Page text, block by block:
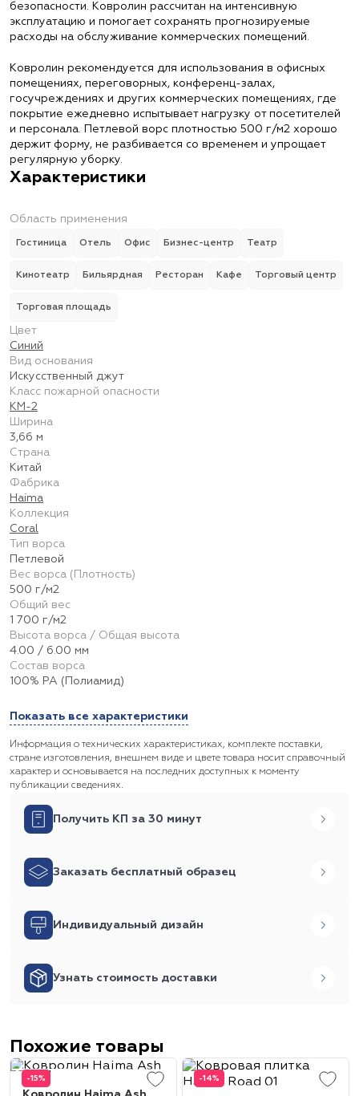
безопасности. Ковролин рассчитан на интенсивную
эксплуатацию и помогает сохранять прогнозируемые
расходы на обслуживание коммерческих помещений.
Ковролин рекомендуется для использования в офисных
помещениях, переговорных, конференц-залах,
госучреждениях и других коммерческих помещениях, где
покрытие ежедневно испытывает нагрузку от посетителей
и персонала. Петлевой ворс плотностью 500 г/м2 хорошо
держит форму, не разбивается со временем и упрощает
регулярную уборку.
Характеристики
Область применения
Гостиница Отель Офис Бизнес-центр Театр
Кинотеатр Бильярдная Ресторан Кафе Торговый центр
Торговая площадь
Цвет
Синий
Вид основания
Искусственный джут
Класс пожарной опасности
КМ-2
Ширина
3,66 м
Страна
Китай
Фабрика
Haima
Коллекция
Coral
Тип ворса
Петлевой
Вес ворса (Плотность)
500 г/м2
Общий вес
1 700 г/м2
Высота ворса / Общая высота
4.00 / 6.00 мм
Состав ворса
100% PA (Полиамид)
Показать все характеристики
Информация о технических характеристиках, комплекте поставки,
стране изготовления, внешнем виде и цвете товара носит справочный
характер и основывается на последних доступных к моменту
публикации сведениях.
Получить КП за 30 минут
Заказать бесплатный образец
Индивидуальный дизайн
Узнать стоимость доставки
Похожие товары
-15% -14%